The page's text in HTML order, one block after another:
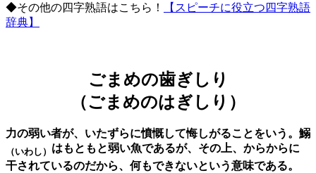
◆その他の四字熟語はこちら！
【スピーチに役立つ四字熟語
辞典】
ごまめの歯ぎしり
（ごまめのはぎしり）
力の弱い者が、いたずらに憤慨して悔しがることをいう。鰯
（いわし） はもともと弱い魚であるが、その上、からからに
干されているのだから、何もできないという意味である。